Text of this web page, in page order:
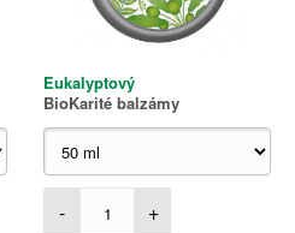
Eukalyptový
BioKarité balzámy
- +